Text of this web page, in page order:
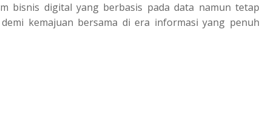
bisnis digital yang berbasis pada data namun tetap
kemajuan bersama di era informasi yang penuh